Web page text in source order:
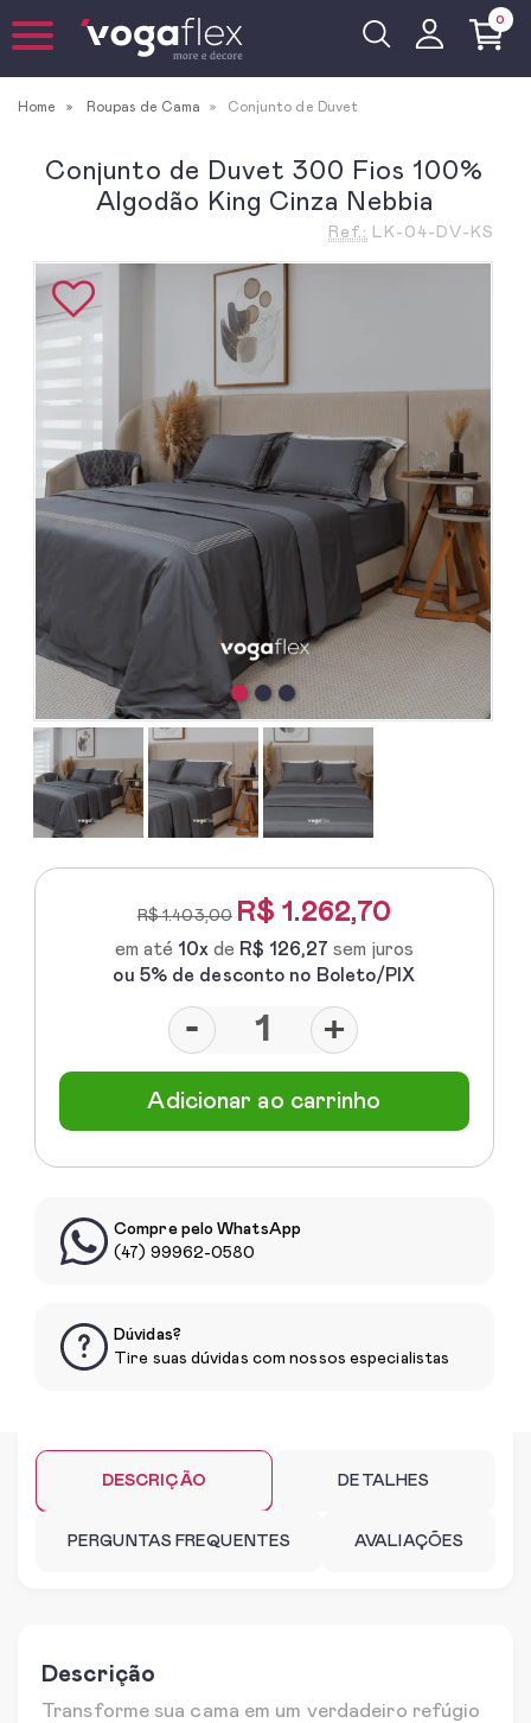
0
Home Roupas de Cama Conjunto de Duvet
Conjunto de Duvet 300 Fios 100%
Algodão King Cinza Nebbia
Ref.: LK-04-DV-KS
R$ 1.403,00 R$1.262,70
em até 10x de R$ 126,27 sem juros
ou 5% de desconto no Boleto/PIX
- +
Adicionar ao carrinho
Compre pelo WhatsApp
(47) 99962-0580
Dúvidas?
Tire suas dúvidas com nossos especialistas
DESCRIÇÃO DETALHES
PERGUNTAS FREQUENTES AVALIAÇÕES
Descrição
Transforme sua cama em um verdadeiro refúgio